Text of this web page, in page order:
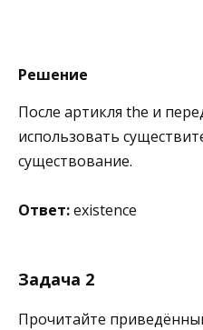
Решение
После артикля the и
использовать
существование.
Ответ:existence
Задача 2
Прочитайте